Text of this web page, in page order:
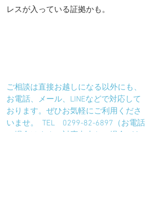
レスが入っている証拠かも。
ご相談は直接お越しになる以外にも、
お電話、メール、LINEなどで対応して
おります。ぜひお気軽にご利用くださ
いませ。  TEL　0299-82-6897（お電話